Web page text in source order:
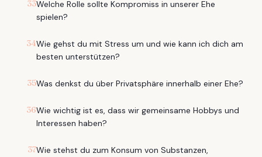
33Welche Rolle sollte Kompromiss in unserer Ehe
spielen?
34Wie gehst du mit Stress um und wie kann ich dich am
besten unterstützen?
35Was denkst du über Privatsphäre innerhalb einer Ehe?
36Wie wichtig ist es, dass wir gemeinsame Hobbys und
Interessen haben?
37Wie stehst du zum Konsum von Substanzen,